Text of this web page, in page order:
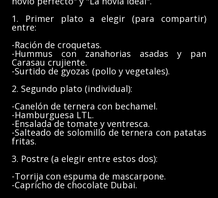
1. Primer plato a elegir (para compartir)
entre:
-Ración de croquetas.
-Hummus con zanahorias asadas y pan
Carasau crujiente.
-Surtido de gyozas (pollo y vegetales).
2. Segundo plato (individual):
-Canelón de ternera con bechamel.
-Hamburguesa LTL.
-Ensalada de tomate y ventresca.
-Salteado de solomillo de ternera con patatas
fritas.
3. Postre (a elegir entre estos dos):
-Torrija con espuma de mascarpone.
-Capricho de chocolate Dubai.